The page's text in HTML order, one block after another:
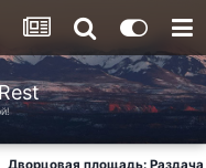
Дворцовая площадь: Раздача